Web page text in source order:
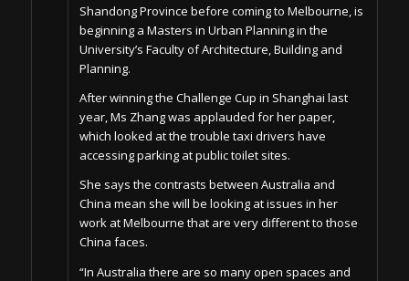
Shandong Province before coming to Melbourne, is
beginning a Masters in Urban Planning in the
University’s Faculty of Architecture, Building and
Planning.
After winning the Challenge Cup in Shanghai last
year, Ms Zhang was applauded for her paper,
which looked at the trouble taxi drivers have
accessing parking at public toilet sites.
She says the contrasts between Australia and
China mean she will be looking at issues in her
work at Melbourne that are very different to those
China faces.
“In Australia there are so many open spaces and